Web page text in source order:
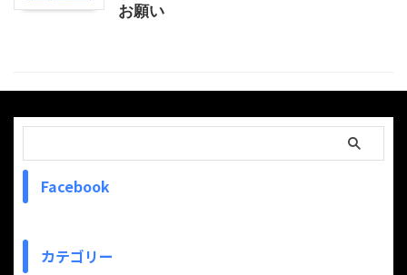
お願い
Facebook
カテゴリー